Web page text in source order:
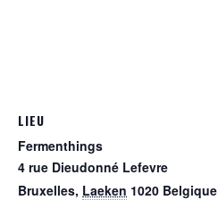
LIEU
Fermenthings
4 rue Dieudonné Lefevre
Bruxelles, Laeken 1020 Belgique